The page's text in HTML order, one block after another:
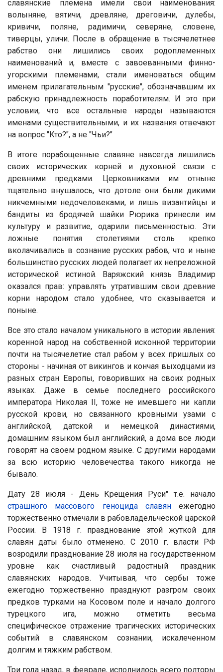
славянские племена имели свои наименования:
волыняне, вятичи, древляне, дреговичи, дулебы,
кривичи, поляне, радимичи, северяне, словене,
тиверцы, уличи. После в обращение в тысячелетнее
рабство они лишились своих родоплеменных
наименований и, вместе с завоеванными финно-
угорскими племенами, стали именоваться общим
именем прилагательным "русские", обозначавшим их
рабскую принадлежность поработителям. И это при
условии, что все остальные народы называются
именами существительными, и их названия отвечают
на вопрос "Кто?", а не "Чьи?"
В итоге порабощенные славяне навсегда лишились
своих исторических корней и духовной связи с
древними предками. Церковниками им отныне
тщательно внушалось, что дотоле они были дикими
никчемными недочеловеками, и лишь византийцы и
бандиты из бродячей шайки Рюрика принесли им
культуру и развитие, одарили письменностью. Эти
ложные понятия столетиями столь крепко
вколачивались в сознание русских рабов, что и ныне
большинство русских людей полагает их непреложной
исторической истиной. Варяжский князь Владимир
оказался прав: управлять утратившим свои древние
корни народом стало удобнее, что сказывается и
поныне.
Все это стало началом уникального в истории явления:
коренной народ на собственной исконной территории
почти на тысячелетие стал рабом у всех пришлых со
стороны - начиная от викингов и кончая выходцами из
разных стран Европы, говоривших на своих родных
языках. Даже в семье последнего российского
императора Николая II, тоже не имевшего ни капли
русской крови, но связанного кровными узами с
английской, датской и немецкой династиями,
домашним языком был английский, а дома все люди
говорят на своем родном языке. С другими народами
за всю историю человечества такого никогда не
бывало.
Дату 28 июля - День Крещения Руси" т.е. начало
страшного массового геноцида славянежегодно
торжественно отмечали в рабовладельческой царской
России. В 1918 г. празднование этой жуткой для
славян даты было отменено. С 2010 г. власти РФ
возродили празднование 28 июля на государственном
уровне как счастливый радостный праздник
славянских народов. Учитывая, что сербы тоже
ежегодно торжественно празднуют разгром своих
предков турками на Косовом поле и начало долгого
турецкого ига, можно отметить весьма
специфическое отражение трагических исторических
событий в славянском сознании, искалеченном
долгим и тяжким рабством.
Три года назад, в феврале, исполнилось всего полторы